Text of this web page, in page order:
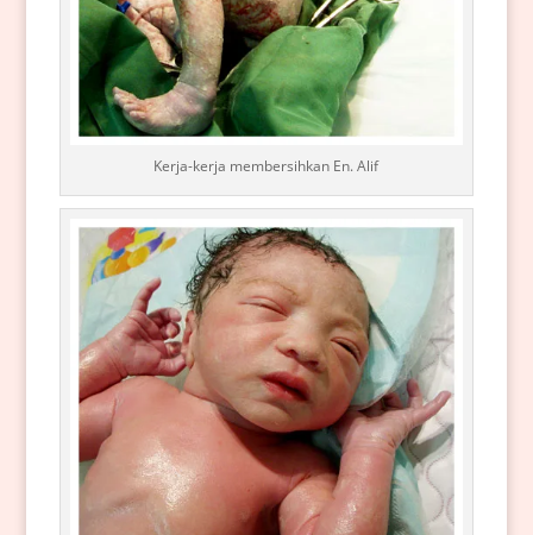
Kerja-kerja membersihkan En. Alif